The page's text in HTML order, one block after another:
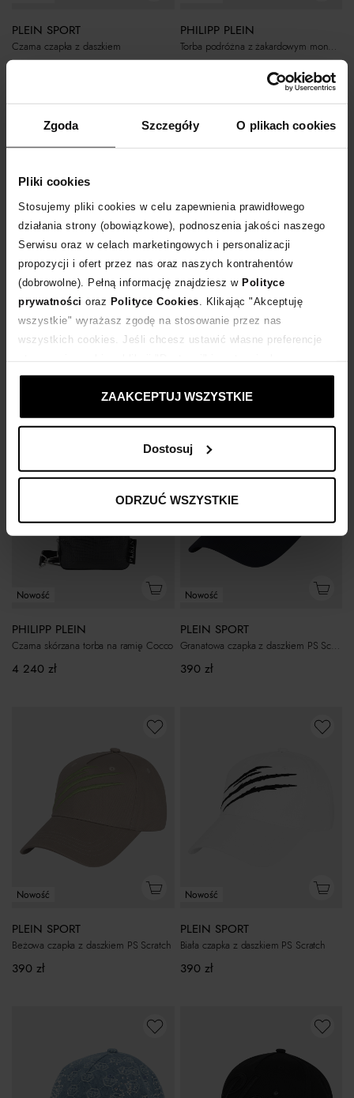
Zgoda Szczegóły O plikach cookies
Pliki cookies
Stosujemy pliki cookies w celu zapewnienia prawidłowego
działania strony (obowiązkowe), podnoszenia jakości naszego
Serwisu oraz w celach marketingowych i personalizacji
propozycji i ofert przez nas oraz naszych kontrahentów
(dobrowolne). Pełną informację znajdziesz w Polityce
prywatności oraz Polityce Cookies . Klikając "Akceptuję
wszystkie" wyrażasz zgodę na stosowanie przez nas
wszystkich cookies. Jeśli chcesz ustawić własne preferencje
ustawienia prywatności.
ZAAKCEPTUJ WSZYSTKIE
Dostosuj
ODRZUĆ WSZYSTKIE
PLEIN SPORT
Czarna czapka z daszkiem
PHILIPP PLEIN
Torba podróżna z żakardowym monogramem
PHILIPP PLEIN
Czarna skórzana torba na laptopa Cocco
Nowość
PHILIPP PLEIN
Czarna skórzana torebka Cocco
Nowość
PHILIPP PLEIN
Czarna skórzana torba na ramię Cocco
4 240 zł
Nowość
PLEIN SPORT
Granatowa czapka z daszkiem PS Scratch
390 zł
Nowość
PLEIN SPORT
Beżowa czapka z daszkiem PS Scratch
390 zł
Nowość
PLEIN SPORT
Biała czapka z daszkiem PS Scratch
390 zł